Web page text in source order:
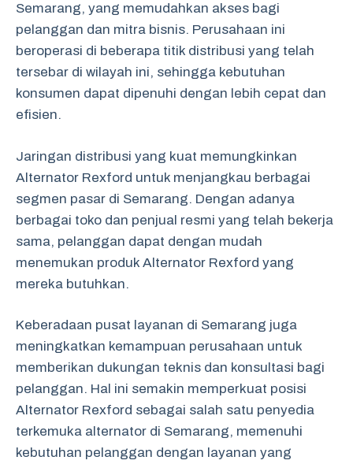
Semarang, yang memudahkan akses bagi
pelanggan dan mitra bisnis. Perusahaan ini
beroperasi di beberapa titik distribusi yang telah
tersebar di wilayah ini, sehingga kebutuhan
konsumen dapat dipenuhi dengan lebih cepat dan
efisien.
Jaringan distribusi yang kuat memungkinkan
Alternator Rexford untuk menjangkau berbagai
segmen pasar di Semarang. Dengan adanya
berbagai toko dan penjual resmi yang telah bekerja
sama, pelanggan dapat dengan mudah
menemukan produk Alternator Rexford yang
mereka butuhkan.
Keberadaan pusat layanan di Semarang juga
meningkatkan kemampuan perusahaan untuk
memberikan dukungan teknis dan konsultasi bagi
pelanggan. Hal ini semakin memperkuat posisi
Alternator Rexford sebagai salah satu penyedia
terkemuka alternator di Semarang, memenuhi
kebutuhan pelanggan dengan layanan yang